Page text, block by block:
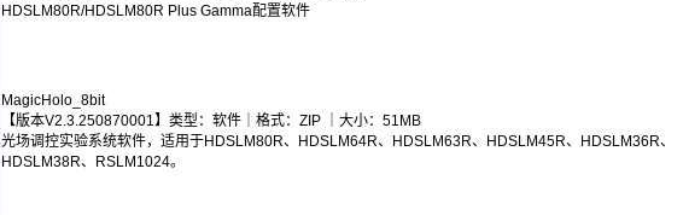
HDSLM80R/HDSLM80R Plus Gamma配置软件
MagicHolo_8bit
【版本V2.3.250870001】类型：软件｜格式：ZIP ｜大小：51MB
光场调控实验系统软件，适用于HDSLM80R、HDSLM64R、HDSLM63R、HDSLM45R、HDSLM36R、
HDSLM38R、RSLM1024。